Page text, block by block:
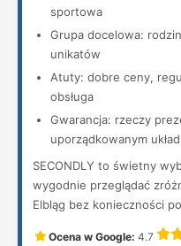
sportowa
Grupa docelowa:
unikatów
Atuty: dobre ceny,
obsługa
Gwarancja: rzeczy
uporządkowanym
SECONDLY to świetny
wygodnie przeglądać
Elbląg bez konieczności
Ocena w Google: 4.7